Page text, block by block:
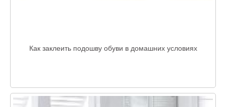
Как заклеить подошву обуви в домашних условиях